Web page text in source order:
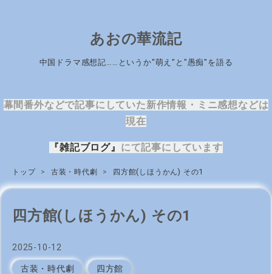
あおの華流記
中国ドラマ感想記……というか"萌え"と"愚痴"を語る
幕間番外などで記事にしていた新作情報・ミニ感想などは
現在
『雑記ブログ』 にて記事にしています
トップ > 古装・時代劇 > 四方館(しほうかん) その1
2025-10-12
四方館(しほうかん) その1
古装・時代劇 四方館